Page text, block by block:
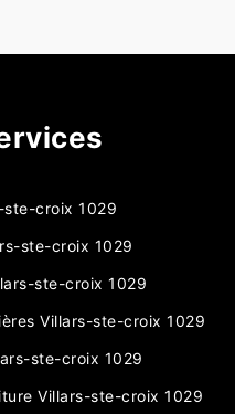
ste-croix 1029
ste-croix 1029
ste-croix 1029
Villars-ste-croix 1029
ste-croix 1029
Villars-ste-croix 1029